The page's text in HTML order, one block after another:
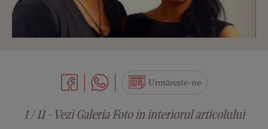
Urmărește-ne
1 / 11 - Vezi Galeria Foto in interiorul articolului